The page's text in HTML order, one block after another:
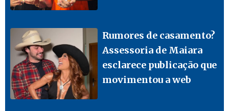
Rumores de casamento?
Assessoria de Maiara
esclarece publicação que
movimentou a web